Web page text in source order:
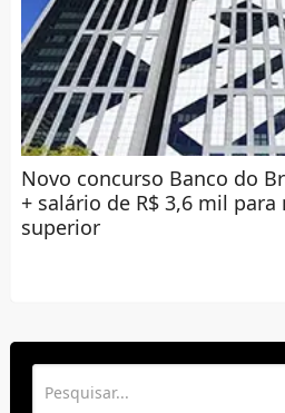
Novo concurso Banco do
+ salário de R$ 3,6 mil
superior